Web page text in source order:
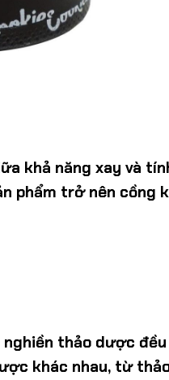
khả năng xay và
trở nên cồng
thảo dược
khác nhau, từ